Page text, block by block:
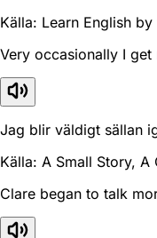
Källa: Learn English
Very occasionally I
Jag blir väldigt sällan
Källa: A Small Story, A
Clare began to talk